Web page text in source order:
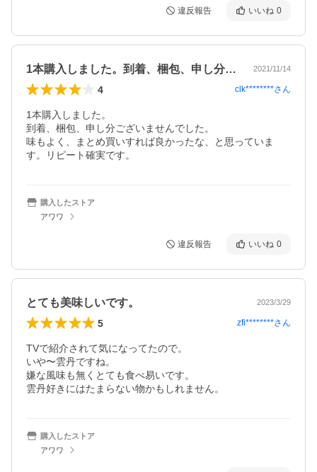
違反報告 いいね 0
1本購入しました。到着、梱包、申し分ご… 2021/11/14
4 clk********さん
1本購入しました。
到着、梱包、申し分ございませんでした。
味もよく、まとめ買いすれば良かったな、と思っていま
す。リピート確実です。
購入したストア
アワワ
違反報告 いいね 0
とても美味しいです。 2023/3/29
5 zfi********さん
TVで紹介されて気になってたので。
いや〜雲丹ですね。
嫌な風味も無くとても食べ易いです。
雲丹好きにはたまらない物かもしれません。
購入したストア
アワワ